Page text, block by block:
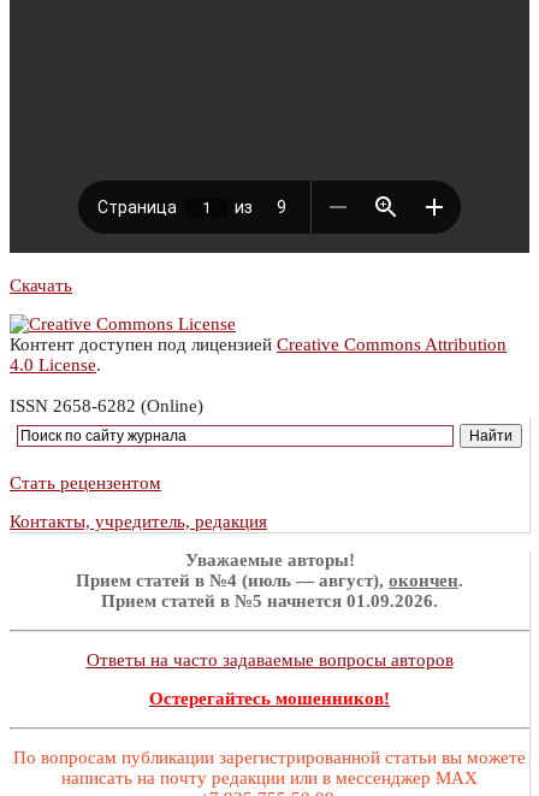
Скачать
Контент доступен под лицензией Creative Commons Attribution
4.0 License.
ISSN 2658-6282 (Online)
Стать рецензентом
Контакты, учредитель, редакция
Уважаемые авторы!
Прием статей в №4 (июль — август), окончен.
Прием статей в №5 начнется 01.09.2026.
Ответы на часто задаваемые вопросы авторов
Остерегайтесь мошенников!
По вопросам публикации зарегистрированной статьи вы можете
написать на почту редакции или в мессенджер MAX